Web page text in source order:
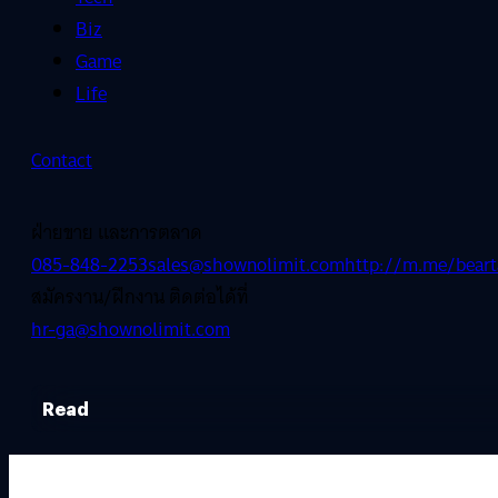
Biz
Game
Life
Contact
ฝ่ายขาย และการตลาด
085-848-2253sales@shownolimit.comhttp://m.me/
สมัครงาน/ฝึกงาน ติดต่อได้ที่
hr-ga@shownolimit.com
Read